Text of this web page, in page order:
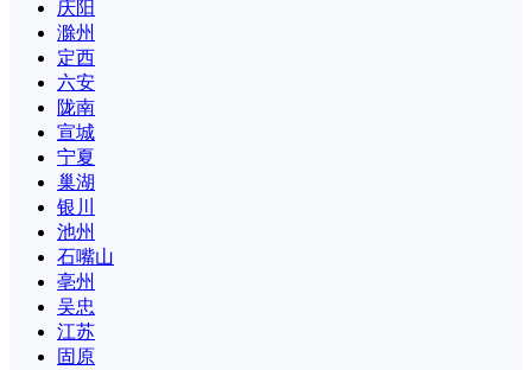
庆阳
滁州
定西
六安
陇南
宣城
宁夏
巢湖
银川
池州
石嘴山
亳州
吴忠
江苏
固原